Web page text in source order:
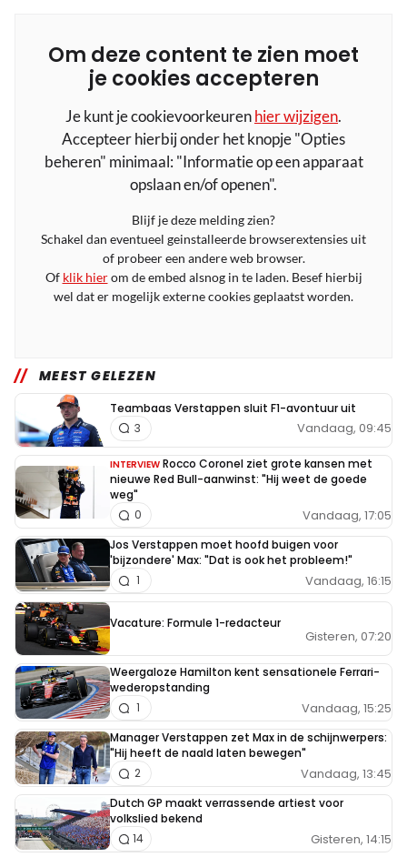
Om deze content te zien moet
je cookies accepteren
Je kunt je cookievoorkeurenhier wijzigen.
Accepteer hierbij onder het knopje "Opties
beheren" minimaal: "Informatie op een apparaat
opslaan en/of openen".
Blijf je deze melding zien?
Schakel dan eventueel geinstalleerde browserextensies uit
of probeer een andere web browser.
Of klik hierom de embed alsnog in te laden. Besef hierbij
wel dat er mogelijk externe cookies geplaatst worden.
MEEST GELEZEN
Teambaas Verstappen sluit F1-avontuur uit
Vandaag, 09:45
3
INTERVIEW Rocco Coronel ziet grote kansen met
nieuwe Red Bull-aanwinst: "Hij weet de goede
weg"
Vandaag, 17:05
0
Jos Verstappen moet hoofd buigen voor
'bijzondere' Max: "Dat is ook het probleem!"
Vandaag, 16:15
1
Vacature: Formule 1-redacteur
Gisteren, 07:20
Weergaloze Hamilton kent sensationele Ferrari-
wederopstanding
Vandaag, 15:25
1
Manager Verstappen zet Max in de schijnwerpers:
"Hij heeft de naald laten bewegen"
Vandaag, 13:45
2
Dutch GP maakt verrassende artiest voor
volkslied bekend
Gisteren, 14:15
14